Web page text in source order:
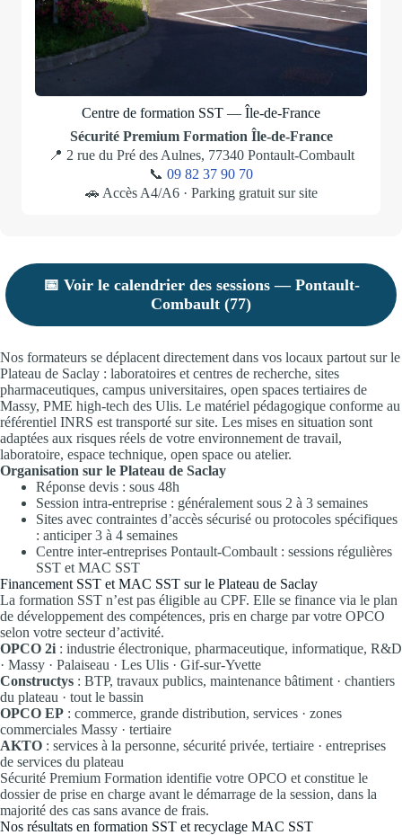
Centre de formation SST — Île-de-France
Sécurité Premium Formation Île-de-France
📍 2 rue du Pré des Aulnes, 77340 Pontault-Combault
📞 09 82 37 90 70
🚗 Accès A4/A6 · Parking gratuit sur site
📅 Voir le calendrier des sessions — Pontault-
Combault (77)
Nos formateurs se déplacent directement dans vos locaux partout sur le
Plateau de Saclay : laboratoires et centres de recherche, sites
pharmaceutiques, campus universitaires, open spaces tertiaires de
Massy, PME high-tech des Ulis. Le matériel pédagogique conforme au
référentiel INRS est transporté sur site. Les mises en situation sont
adaptées aux risques réels de votre environnement de travail,
laboratoire, espace technique, open space ou atelier.
Organisation sur le Plateau de Saclay
Réponse devis : sous 48h
Session intra-entreprise : généralement sous 2 à 3 semaines
Sites avec contraintes d’accès sécurisé ou protocoles spécifiques
: anticiper 3 à 4 semaines
Centre inter-entreprises Pontault-Combault : sessions régulières
SST et MAC SST
Financement SST et MAC SST sur le Plateau de Saclay
La formation SST n’est pas éligible au CPF. Elle se finance via le plan
de développement des compétences, pris en charge par votre OPCO
selon votre secteur d’activité.
OPCO 2i : industrie électronique, pharmaceutique, informatique, R&D
· Massy · Palaiseau · Les Ulis · Gif-sur-Yvette
Constructys : BTP, travaux publics, maintenance bâtiment · chantiers
du plateau · tout le bassin
OPCO EP : commerce, grande distribution, services · zones
commerciales Massy · tertiaire
AKTO : services à la personne, sécurité privée, tertiaire · entreprises
de services du plateau
Sécurité Premium Formation identifie votre OPCO et constitue le
dossier de prise en charge avant le démarrage de la session, dans la
majorité des cas sans avance de frais.
Nos résultats en formation SST et recyclage MAC SST